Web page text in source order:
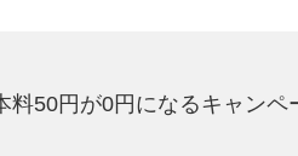
50円が0円になるキャンペ